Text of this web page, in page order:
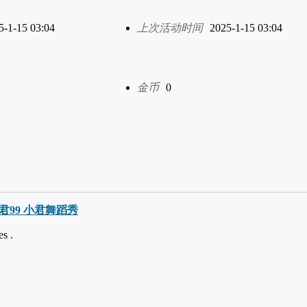
1-15 03:04 上次活动时间 2025-1-15 03:04
金币 0
99 小君舞蹈秀
.